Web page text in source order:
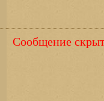
Сообщение